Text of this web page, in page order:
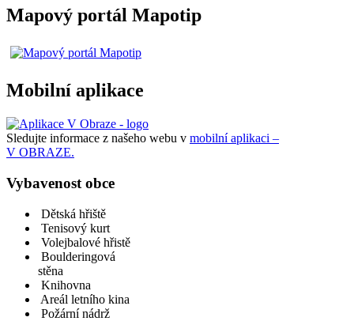
Mapový portál Mapotip
Mobilní aplikace
Sledujte informace z našeho webu v mobilní aplikaci –
V OBRAZE.
Vybavenost obce
Dětská hřiště
Tenisový kurt
Volejbalové hřistě
Boulderingová
stěna
Knihovna
Areál letního kina
Požární nádrž